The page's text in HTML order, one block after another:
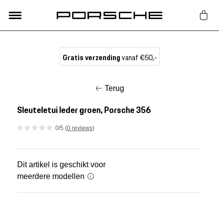
Nieuw
Acties
Porsche finder
Gratis verzendingvanaf €50,-
Terug
Sleuteletui leder groen, Porsche 356
0/5 (0 reviews)
Dit artikel is geschikt voor
meerdere modellen